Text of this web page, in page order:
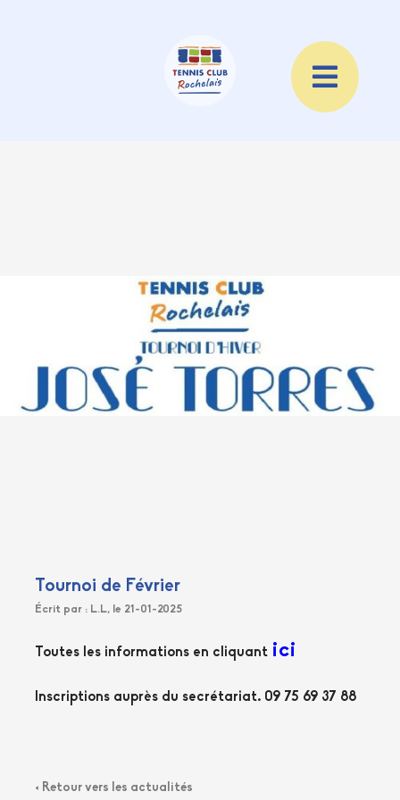
Tournoi de Février
Écrit par : L.L, le 21-01-2025
Toutes les informations en cliquant ici
Inscriptions auprès du secrétariat. 09 75 69 37 88
< Retour vers les actualités